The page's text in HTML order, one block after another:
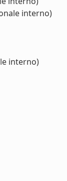
interno)
interno)